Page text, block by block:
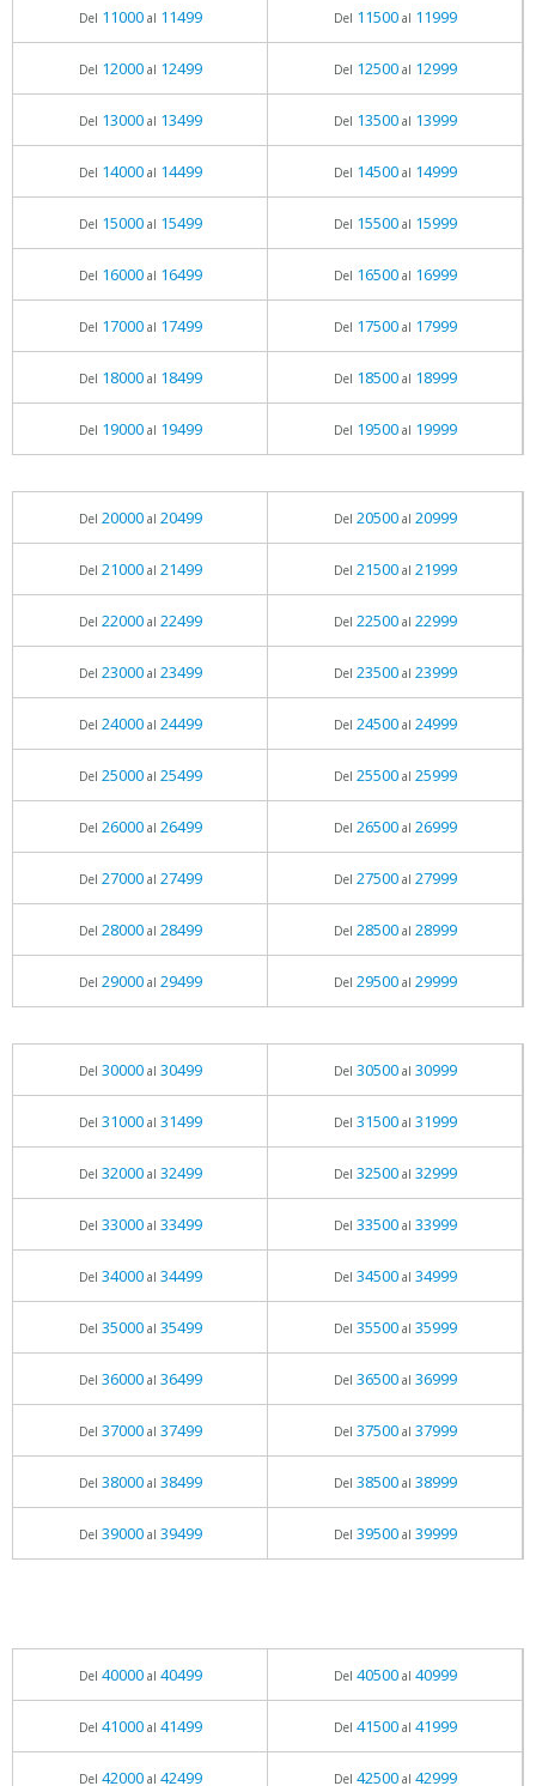
Del 11000al 11499 Del 11500al 11999
Del 12000al 12499 Del 12500al 12999
Del 13000al 13499 Del 13500al 13999
Del 14000al 14499 Del 14500al 14999
Del 15000al 15499 Del 15500al 15999
Del 16000al 16499 Del 16500al 16999
Del 17000al 17499 Del 17500al 17999
Del 18000al 18499 Del 18500al 18999
Del 19000al 19499 Del 19500al 19999
Del 20000al 20499 Del 20500al 20999
Del 21000al 21499 Del 21500al 21999
Del 22000al 22499 Del 22500al 22999
Del 23000al 23499 Del 23500al 23999
Del 24000al 24499 Del 24500al 24999
Del 25000al 25499 Del 25500al 25999
Del 26000al 26499 Del 26500al 26999
Del 27000al 27499 Del 27500al 27999
Del 28000al 28499 Del 28500al 28999
Del 29000al 29499 Del 29500al 29999
Del 30000al 30499 Del 30500al 30999
Del 31000al 31499 Del 31500al 31999
Del 32000al 32499 Del 32500al 32999
Del 33000al 33499 Del 33500al 33999
Del 34000al 34499 Del 34500al 34999
Del 35000al 35499 Del 35500al 35999
Del 36000al 36499 Del 36500al 36999
Del 37000al 37499 Del 37500al 37999
Del 38000al 38499 Del 38500al 38999
Del 39000al 39499 Del 39500al 39999
Del 40000al 40499 Del 40500al 40999
Del 41000al 41499 Del 41500al 41999
Del 42000al 42499 Del 42500al 42999